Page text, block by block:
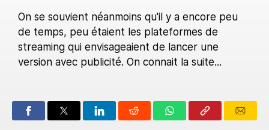
On se souvient néanmoins qu'il y a encore peu
de temps, peu étaient les plateformes de
streaming qui envisageaient de lancer une
version avec publicité. On connait la suite...